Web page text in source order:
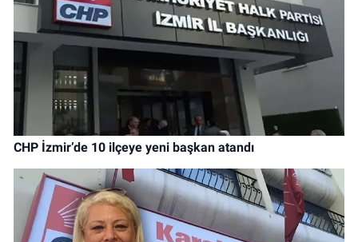
CHP İzmir’de 10 ilçeye yeni başkan atandı